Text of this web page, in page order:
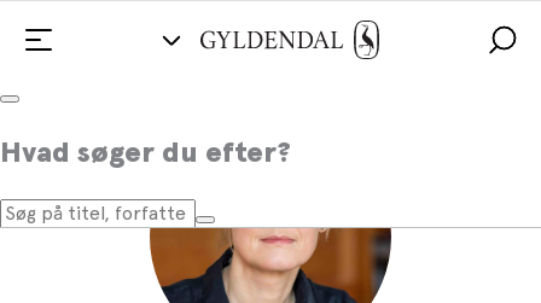
Hvad søger du efter?